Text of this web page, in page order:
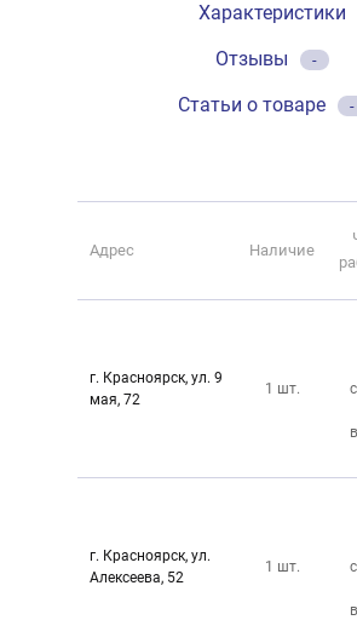
Характеристики
Отзывы
-
Статьи о товаре -
Адрес Наличие
г. Красноярск, ул. 9
мая, 72
1 шт.
г. Красноярск, ул.
Алексеева, 52
1 шт.